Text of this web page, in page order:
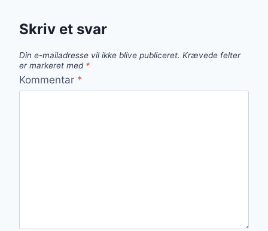
Skriv et svar
Din e-mailadresse vil ikke blive publiceret. Krævede felter
er markeret med *
Kommentar *